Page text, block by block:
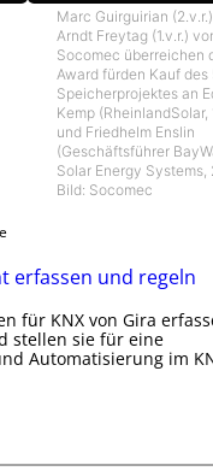
Marc Guirguirian
Arndt Freytag (1.v.r.)
Socomec überreichen
Award fürden Kauf des
Speicherprojektes an
Kemp (RheinlandSolar,
und Friedhelm Enslin
(Geschäftsführer
Solar Energy Systems,
Bild: Socomec
erfassen und regeln
für KNX von Gira
stellen sie für eine
Automatisierung im